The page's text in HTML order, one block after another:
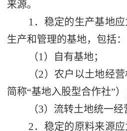
来源。
1 ．稳定的生产基地
生产和管理的基地，包括：
（1 ）自有基地；
（2）农户以土地经
简称“基地入股型合作社”）
（3）流转土地统一经
2．稳定的原料来源